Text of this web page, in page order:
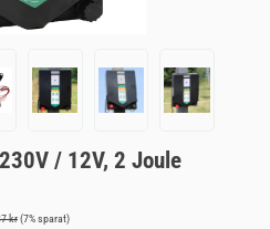
/ 12V, 2 Joule
pris:
kr(7% sparat)